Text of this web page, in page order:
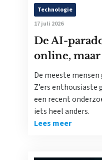
Technologie
17 juli 2026
De AI-
online,
De meeste
Z’ers enthousiaste
een recent
iets heel anders.
Lees meer